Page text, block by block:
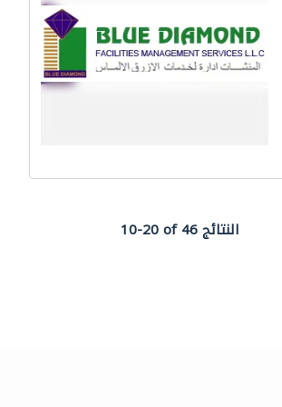
10-20 of 46 النتائج